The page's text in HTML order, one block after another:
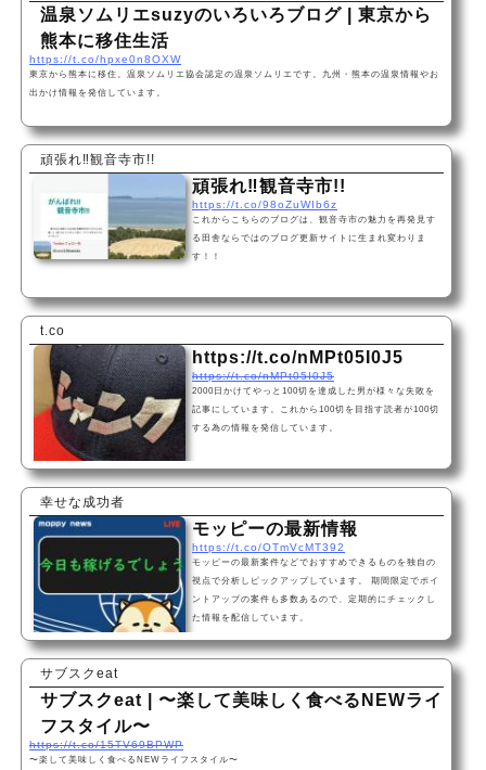
温泉ソムリエsuzyのいろいろブログ | 東京から
熊本に移住生活
https://t.co/hpxe0n8OXW
東京から熊本に移住。温泉ソムリエ協会認定の温泉ソムリエです。九州・熊本の温泉情報やお
出かけ情報を発信しています。
頑張れ‼︎観音寺市!!
頑張れ‼︎観音寺市!!
https://t.co/98oZuWIb6z
これからこちらのブログは、観音寺市の魅力を再発見す
る田舎ならではのブログ更新サイトに生まれ変わりま
す！！
t.co
https://t.co/nMPt05I0J5
https://t.co/nMPt05I0J5
2000日かけてやっと100切を達成した男が様々な失敗を
記事にしています。これから100切を目指す読者が100切
する為の情報を発信しています。
幸せな成功者
モッピーの最新情報
https://t.co/OTmVcMT392
モッピーの最新案件などでおすすめできるものを独自の
視点で分析しピックアップしています。 期間限定でポイ
ントアップの案件も多数あるので、定期的にチェックし
た情報を配信しています。
サブスクeat
サブスクeat | 〜楽して美味しく食べるNEWライ
フスタイル〜
https://t.co/15TV69BPWP
〜楽して美味しく食べるNEWライフスタイル〜